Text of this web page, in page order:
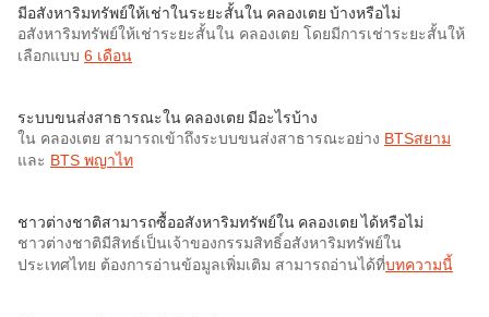
มีอสังหาริมทรัพย์ให้เช่าในระยะสั้นใน คลองเตย บ้างหรือไม่
อสังหาริมทรัพย์ให้เช่าระยะสั้นใน คลองเตย โดยมีการเช่าระยะสั้นให้
เลือกแบบ 6 เดือน
ระบบขนส่งสาธารณะใน คลองเตย มีอะไรบ้าง
ใน คลองเตย สามารถเข้าถึงระบบขนส่งสาธารณะอย่าง BTSสยาม
และ BTS พญาไท
ชาวต่างชาติสามารถซื้ออสังหาริมทรัพย์ใน คลองเตย ได้หรือไม่
ชาวต่างชาติมีสิทธ์เป็นเจ้าของกรรมสิทธิ์อสังหาริมทรัพย์ใน
ประเทศไทย ต้องการอ่านข้อมูลเพิ่มเติม สามารถอ่านได้ที่บทความนี้